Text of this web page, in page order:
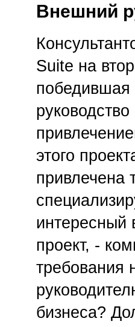
Внешний
Suite на
этого
привлечена
интересный
проект, -
требования
бизнеса?